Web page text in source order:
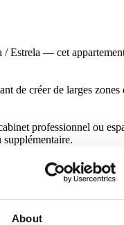
About
Estrela — cet
de créer de larges zones
professionnel ou
résidentielle calme et